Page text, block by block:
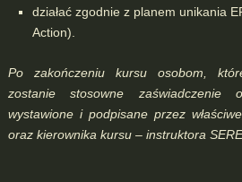
działać zgodnie z planem unikania
Action).
Po zakończeniu kursu osobom,
zostanie stosowne zaświadczenie
wystawione i podpisane przez
oraz kierownika kursu – instruktora